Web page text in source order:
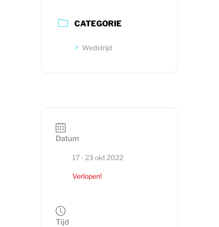
CATEGORIE
Wedstrijd
Datum
17 - 23 okt 2022
Verlopen!
Tijd